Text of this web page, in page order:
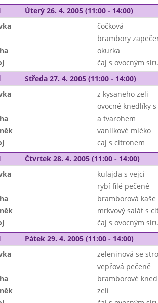
Úterý 26. 4. 2005 (11:00 - 14:00)
čočková
brambory
okurka
čaj s ovocným
Středa 27. 4. 2005 (11:00 - 14:00)
z kysaneho zeli
ovocné knedlíky
a tvarohem
vanilkové mléko
caj s citronem
Čtvrtek 28. 4. 2005 (11:00 - 14:00)
kulajda s vejci
rybí filé pečené
bramborová kaše
mrkvový salát s
čaj s ovocným
Pátek 29. 4. 2005 (11:00 - 14:00)
zeleninová se
vepřová pečeně
bramborové
zelí